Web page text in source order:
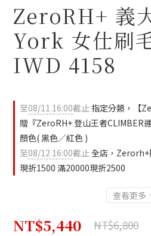
ZeroRH+ 義
York 女仕刷
IWD 4158
至08/11 16:00截止 指定分類，【
贈『ZeroRH+ 登山王者CLIMBER
顏色( 黑色／紅色 )
至08/12 16:00截止全店，Zerorh+
現折1500 滿20000現折2500
查看更多
NT$5,440 NT$6,800